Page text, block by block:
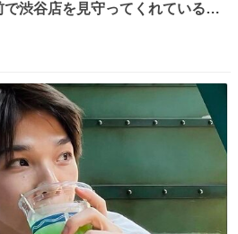
渋谷店を見守ってくれている